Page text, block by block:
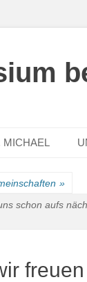
»
schon aufs